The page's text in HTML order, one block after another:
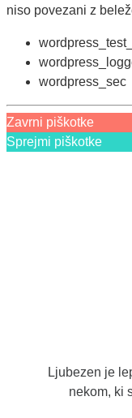
niso povezani z
wordpress_sec
Zavrni piškotke
Sprejmi piškotke
Ljubezen je
nekom, ki